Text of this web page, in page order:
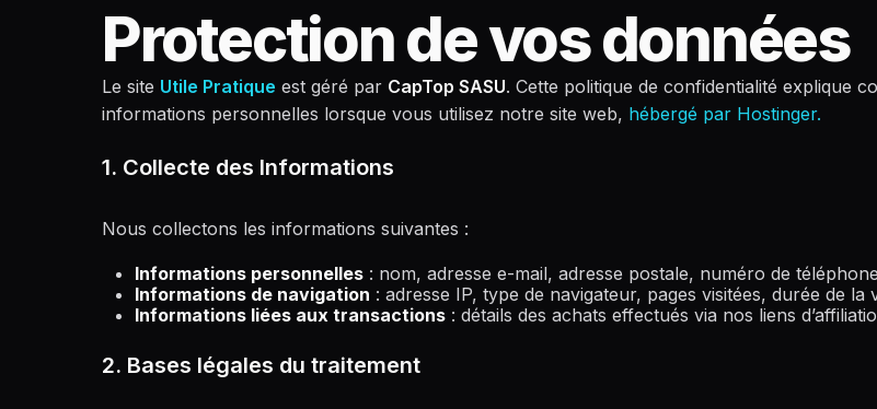
Protection de vos données
Le site Utile Pratique est géré par CapTop SASU. Cette politique de confidentialité explique
informations personnelles lorsque vous utilisez notre site web, hébergé par Hostinger.
1. Collecte des Informations
Nous collectons les informations suivantes :
Informations personnelles : nom, adresse e-mail, adresse postale, numéro de
Informations de navigation : adresse IP, type de navigateur, pages visitées, durée de la
Informations liées aux transactions : détails des achats effectués via nos liens
2. Bases légales du traitement